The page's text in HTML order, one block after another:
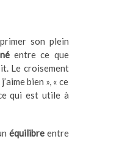
son plein
entre ce que
Le croisement
bien », « ce
qui est utile à
équilibreentre